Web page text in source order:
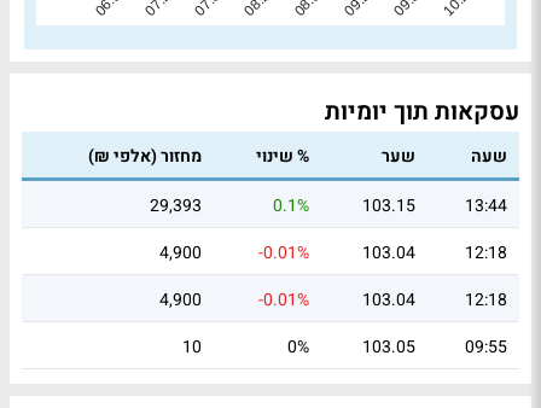
עסקאות תוך יומיות
שעה שער % שינוי
מחזור (אלפי ₪)
13:44
103.15
0.1%
29,393
12:18
103.04
-0.01%
4,900
12:18
103.04
-0.01%
4,900
09:55
103.05
0%
10